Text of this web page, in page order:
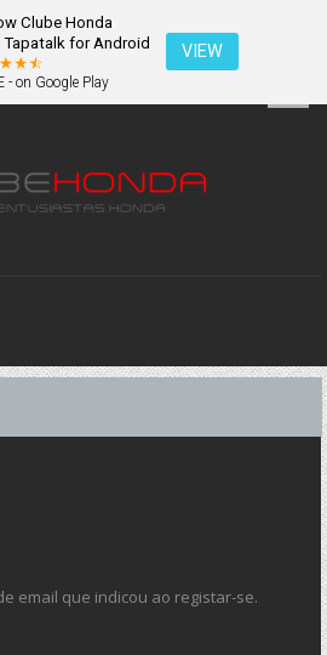
Clube Honda
for Android
- on Google Play
VIEW
email que indicou ao registar-se.